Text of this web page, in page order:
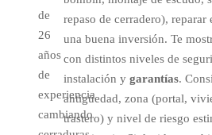
de
26
años
de
experiencia
cambiando
repaso de cerradero),
una buena inversión. Te
con distintos niveles de
instalación y garantías.
antigüedad, zona (portal,
trastero) y nivel de riesgo